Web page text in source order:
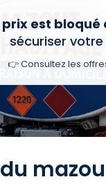
prix est
sécuriser
👉 Consultez les